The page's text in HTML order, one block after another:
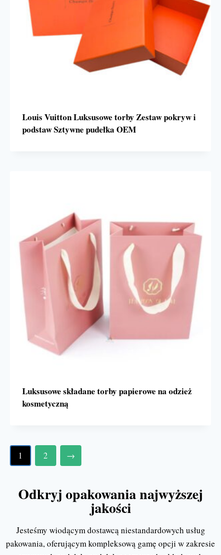
Louis Vuitton Luksusowe torby Zestaw pokryw i
podstaw Sztywne pudełka OEM
Luksusowe składane torby papierowe na odzież
kosmetyczną
1 2 →
Odkryj opakowania najwyższej
jakości
Jesteśmy wiodącym dostawcą niestandardowych usług
pakowania, oferującym kompleksową gamę opcji w zakresie